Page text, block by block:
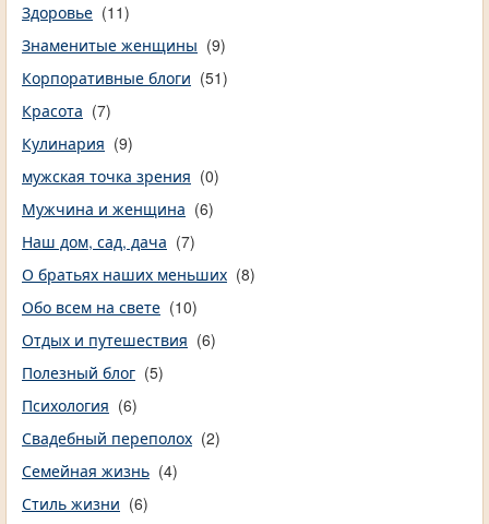
Здоровье (11)
Знаменитые женщины (9)
Корпоративные блоги (51)
Красота (7)
Кулинария (9)
мужская точка зрения (0)
Мужчина и женщина (6)
Наш дом, сад, дача (7)
О братьях наших меньших (8)
Обо всем на свете (10)
Отдых и путешествия (6)
Полезный блог (5)
Психология (6)
Свадебный переполох (2)
Семейная жизнь (4)
Стиль жизни (6)